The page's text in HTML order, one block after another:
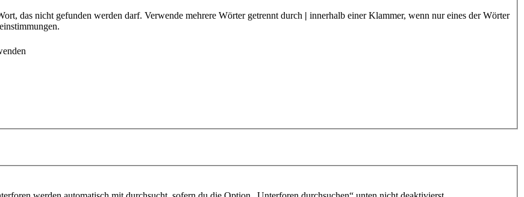
das nicht gefunden werden darf. Verwende mehrere Wörter getrennt durch | innerhalb einer Klammer, wenn nur eines der Wörter